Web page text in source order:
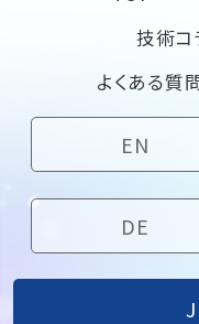
技術コ
よくある質
EN
DE